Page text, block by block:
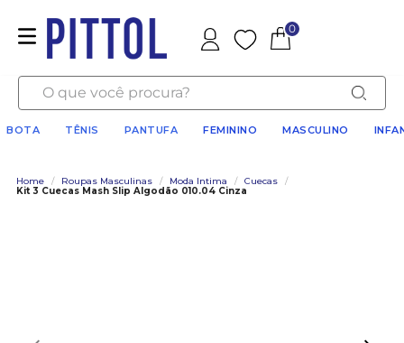
Favoritos
0
O que você procura?
BOTA TÊNIS PANTUFA FEMININO MASCULINO
Home / Roupas Masculinas / Moda Intima / Cuecas
/
Kit 3 Cuecas Mash Slip Algodão 010.04 Cinza